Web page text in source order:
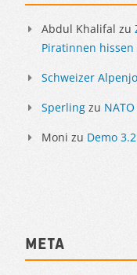
Abdul Khalifal zu
Piratinnen
Schweizer
Sperling zu
Moni zu Demo
Meta